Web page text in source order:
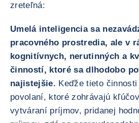
zreteľná:
Umelá inteligencia sa
pracovného prostredia, ale v
kognitívnych, nerutinných a
činností, ktoré sa dlhodobo
najistejšie. Keďže tieto
povolaní, ktoré zohrávajú
vytváraní príjmov, pridanej